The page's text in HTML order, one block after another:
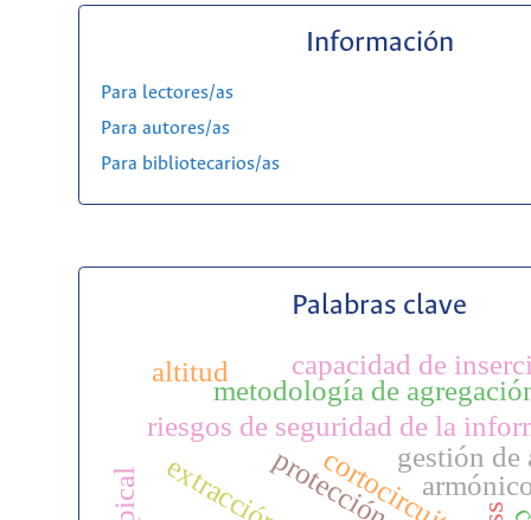
Información
Para lectores/as
Para autores/as
Para bibliotecarios/as
Palabras clave
cortocircuitos
gestión de
riesgos de seguridad de la
metodología de
capacidad de
altitud